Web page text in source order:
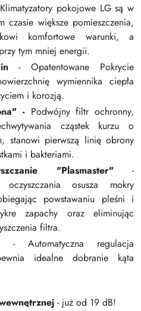
pokojowe LG są w
czasie większe pomieszczenia,
komfortowe warunki, a
tym mniej energii.
- Opatentowane Pokrycie
wymiennika ciepła
i korozją.
- Podwójny filtr ochronny,
cząstek kurzu o
stanowi pierwszą linię obrony
i bakteriami.
"Plasmaster"-
oczyszczania osusza mokry
powstawaniu pleśni i
zapachy oraz eliminując
filtra.
- Automatyczna regulacja
idealne dobranie kąta
- już od 19 dB!